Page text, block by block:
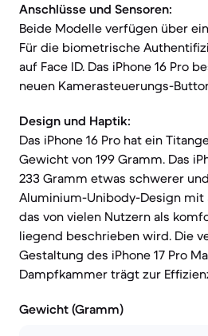
Anschlüsse und Sensoren:
Beide Modelle verfügen über
Für die biometrische
auf Face ID. Das iPhone 16 Pro
neuen Kamerasteuerungs-
Design und Haptik:
Das iPhone 16 Pro hat ein
Gewicht von 199 Gramm. Das
233 Gramm etwas schwerer
Aluminium-Unibody-Design mit
das von vielen Nutzern als
liegend beschrieben wird. Die
Gestaltung des iPhone 17 Pro
Dampfkammer trägt zur
Gewicht (Gramm)